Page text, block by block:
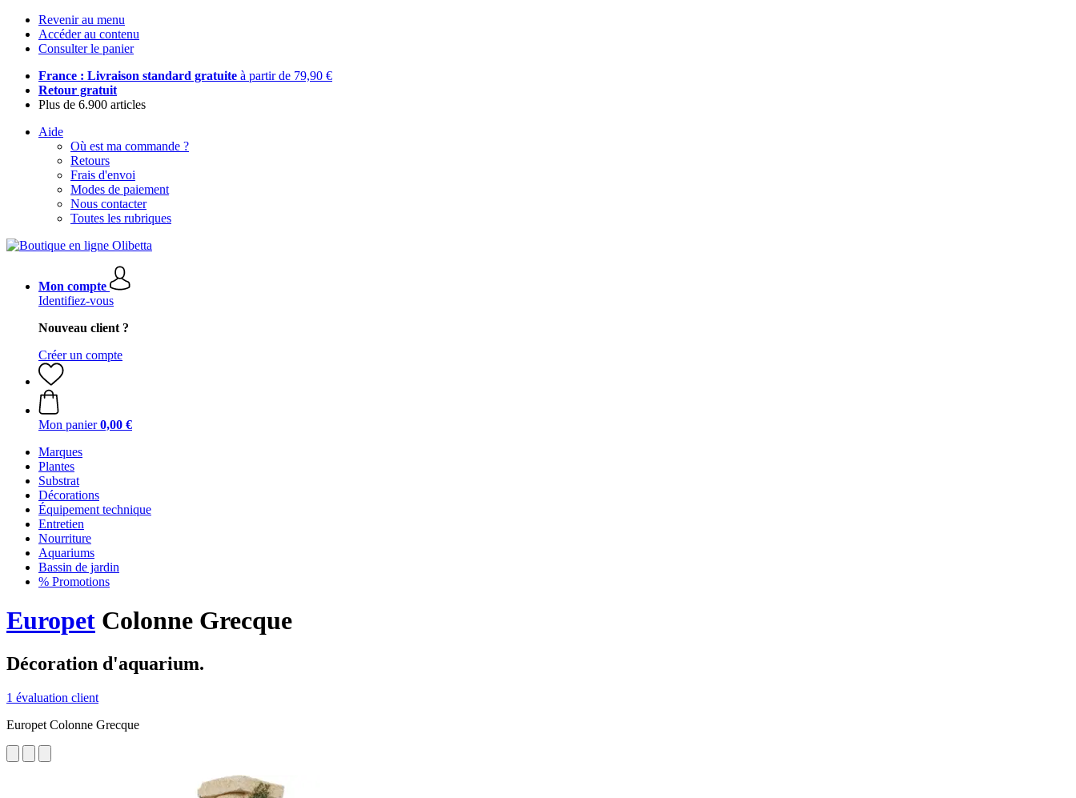
Revenir au menu
Accéder au contenu
Consulter le panier
France : Livraison standard gratuite à partir de 79,90 €
Retour gratuit
Plus de 6.900 articles
Aide
Où est ma commande ?
Retours
Frais d'envoi
Modes de paiement
Nous contacter
Toutes les rubriques
Mon compte
Identifiez-vous
Nouveau client ?
Créer un compte
Mon panier 0,00 €
Marques
Plantes
Substrat
Décorations
Équipement technique
Entretien
Nourriture
Aquariums
Bassin de jardin
% Promotions
Europet Colonne Grecque
Décoration d'aquarium.
1 évaluation client
Europet Colonne Grecque